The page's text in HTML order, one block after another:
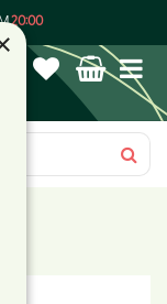
20:00